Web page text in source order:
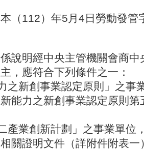
（112）年5月4日勞動發管
說明經中央主管機關會商中
，應符合下列條件之一：
之新創事業認定原則」之事
能力之新創事業認定原則第
產業創新計劃」之事業單位
關證明文件（詳附件附表一